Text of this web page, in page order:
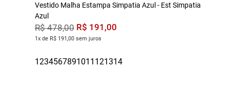
Vestido Malha Estampa Simpatia Azul - Est Simpatia
Azul
R$ 478,00 R$ 191 ,00
1x de R$ 191,00 sem juros